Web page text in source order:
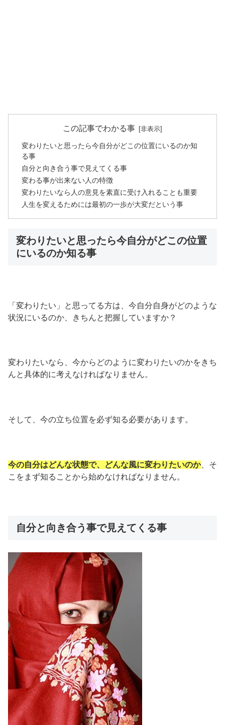
この記事でわかる事
変わりたいと思ったら今自分がどこの位置にいるのか知
る事
自分と向き合う事で見えてくる事
変わる事が出来ない人の特徴
変わりたいなら人の意見を素直に受け入れることも重要
人生を変えるためには最初の一歩が大変だという事
変わりたいと思ったら今自分がどこの位置
にいるのか知る事
「変わりたい」と思ってる方は、今自分自身がどのような
状況にいるのか、きちんと把握していますか？
変わりたいなら、今からどのように変わりたいのかをきち
んと具体的に考えなければなりません。
そして、今の立ち位置を必ず知る必要があります。
今の自分はどんな状態で、どんな風に変わりたいのか、そ
こをまず知ることから始めなければなりません。
自分と向き合う事で見えてくる事